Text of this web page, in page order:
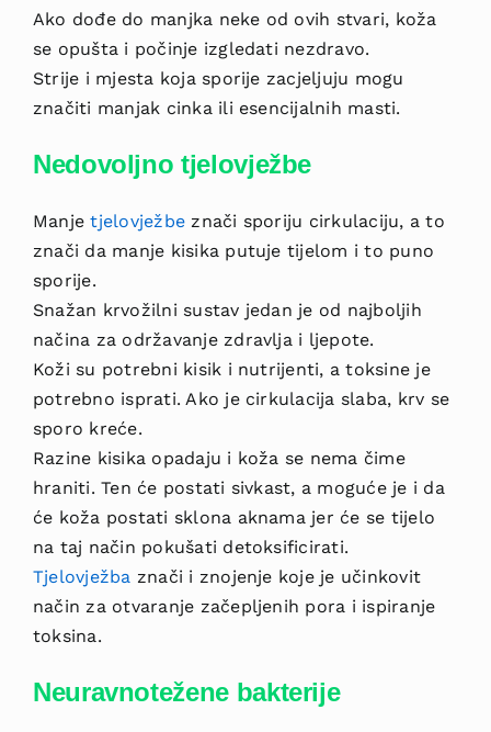
Ako dođe do manjka neke od ovih stvari, koža
se opušta i počinje izgledati nezdravo.
Strije i mjesta koja sporije zacjeljuju mogu
značiti manjak cinka ili esencijalnih masti.
Nedovoljno tjelovježbe
Manjetjelovježbe znači sporiju cirkulaciju, a to
znači da manje kisika putuje tijelom i to puno
sporije.
Snažan krvožilni sustav jedan je od najboljih
načina za održavanje zdravlja i ljepote.
Koži su potrebni kisik i nutrijenti, a toksine je
potrebno isprati. Ako je cirkulacija slaba, krv se
sporo kreće.
Razine kisika opadaju i koža se nema čime
hraniti. Ten će postati sivkast, a moguće je i da
će koža postati sklona aknama jer će se tijelo
na taj način pokušati detoksificirati.
Tjelovježba znači i znojenje koje je učinkovit
način za otvaranje začepljenih pora i ispiranje
toksina.
Neuravnotežene bakterije